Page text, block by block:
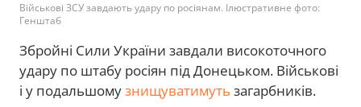
Військові ЗСУ завдають удару по росіянам. Ілюстративне фото:
Генштаб
Збройні Сили України завдали високоточного
удару по штабу росіян під Донецьком. Військові
і у подальшомузнищуватимуть загарбників.